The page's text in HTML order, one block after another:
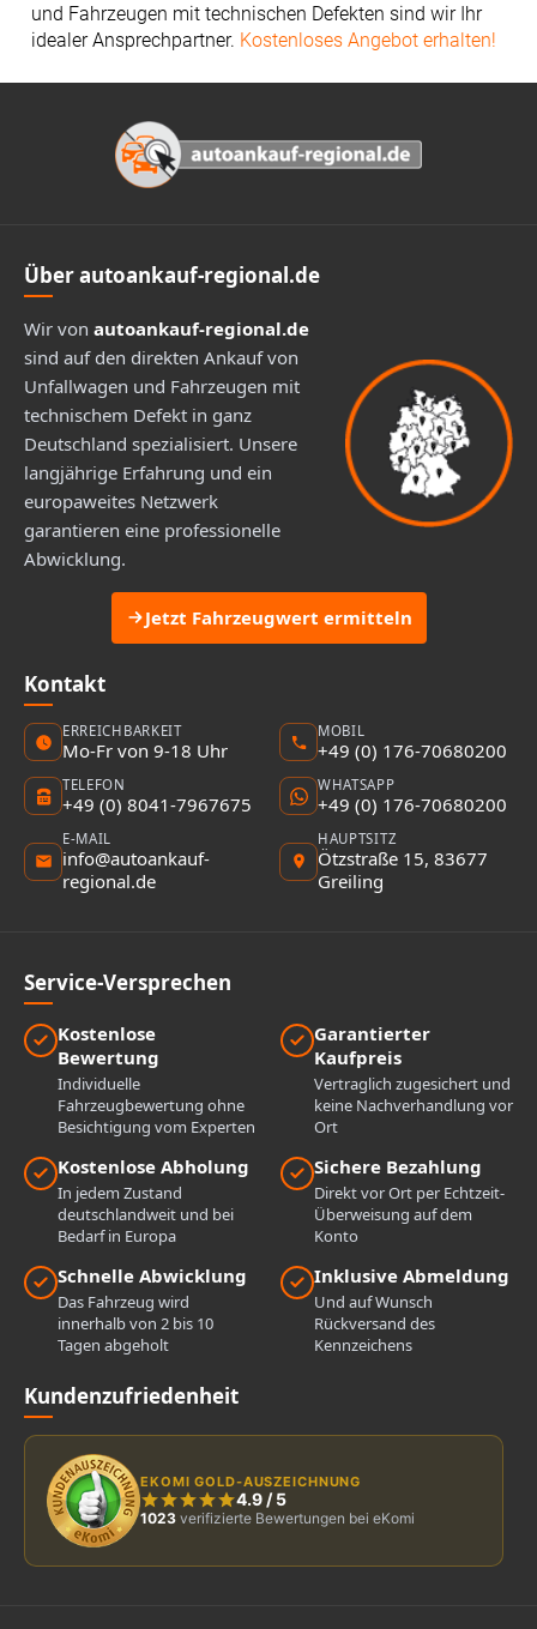
und Fahrzeugen mit technischen Defekten sind wir Ihr
idealer Ansprechpartner. Kostenloses Angebot erhalten!
Über autoankauf-regional.de
Wir von autoankauf-regional.de
sind auf den direkten Ankauf von
Unfallwagen und Fahrzeugen mit
technischem Defekt in ganz
Deutschland spezialisiert. Unsere
langjährige Erfahrung und ein
europaweites Netzwerk
garantieren eine professionelle
Abwicklung.
Jetzt Fahrzeugwert ermitteln
Kontakt
ERREICHBARKEIT
Mo-Fr von 9-18 Uhr
MOBIL
+49 (0) 176-70680200
TELEFON
+49 (0) 8041-7967675
WHATSAPP
+49 (0) 176-70680200
E-MAIL
info@autoankauf-
regional.de
HAUPTSITZ
Ötzstraße 15, 83677
Greiling
Service-Versprechen
Kostenlose
Bewertung
Individuelle
Fahrzeugbewertung ohne
Besichtigung vom Experten
Garantierter
Kaufpreis
Vertraglich zugesichert und
keine Nachverhandlung vor
Ort
Kostenlose Abholung
In jedem Zustand
deutschlandweit und bei
Bedarf in Europa
Sichere Bezahlung
Direkt vor Ort per Echtzeit-
Überweisung auf dem
Konto
Schnelle Abwicklung
Das Fahrzeug wird
innerhalb von 2 bis 10
Tagen abgeholt
Inklusive Abmeldung
Und auf Wunsch
Rückversand des
Kennzeichens
Kundenzufriedenheit
EKOMI GOLD-AUSZEICHNUNG
4.9 /5
1023 verifizierte Bewertungen bei eKomi